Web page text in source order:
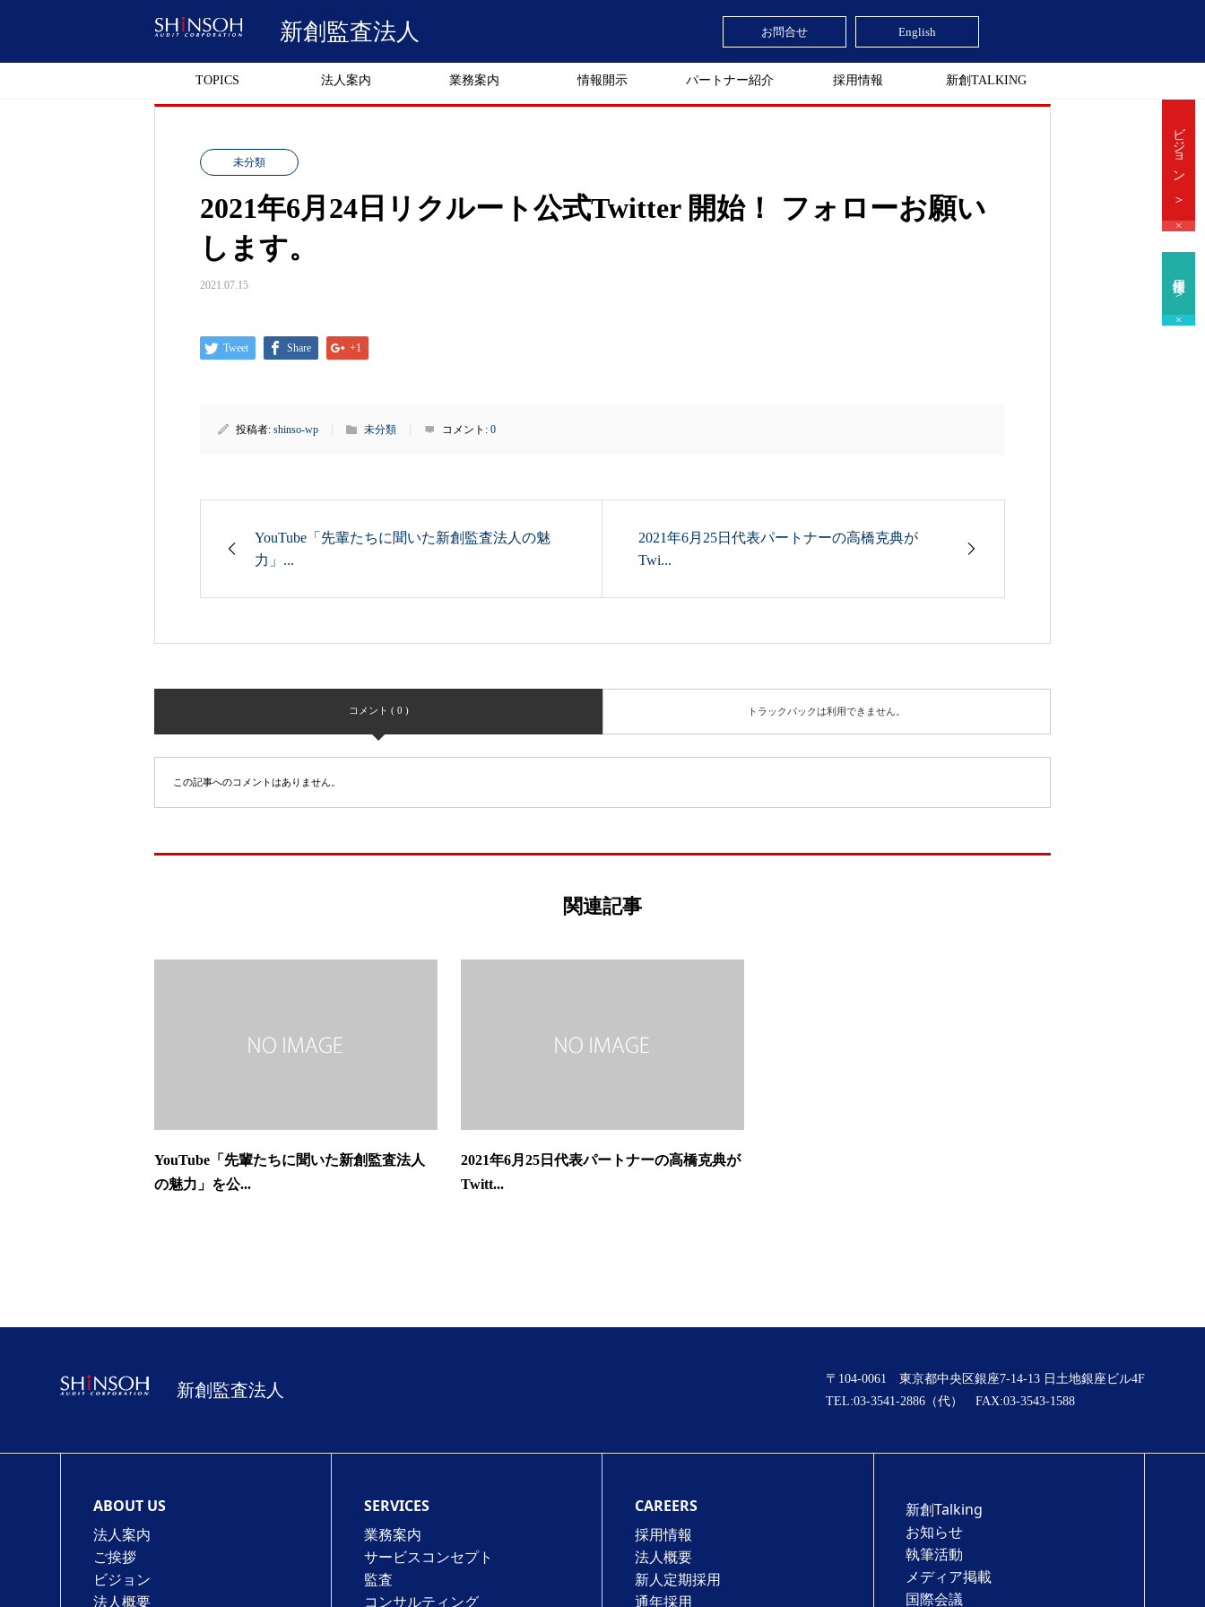
新創監査法人 English
お問合せ
TOPICS 法人案内 業務案内 情報開示 パートナー紹介 採用情報 新創TALKING
未分類
2021年6⽉24⽇リクルート公式Twitter 開始！ フォローお願い
します。
2021.07.15
Tweet Share +1
投稿者: shinso-wp 未分類 コメント: 0
YouTube「先輩たちに聞いた新創監査法人の魅
力」...
2021年6⽉25⽇代表パートナーの⾼橋克典が
Twi...
コメント ( 0 ) トラックバックは利用できません。
この記事へのコメントはありません。
関連記事
YouTube「先輩たちに聞いた新創監査法人
の魅力」を公...
2021年6⽉25⽇代表パートナーの⾼橋克典が
Twitt...
新創監査法人
〒104-0061 東京都中央区銀座7-14-13 日土地銀座ビル4F
TEL:03-3541-2886（代） FAX:03-3543-1588
ABOUT US
法人案内
ご挨拶
ビジョン
法人概要
SERVICES
業務案内
サービスコンセプト
監査
コンサルティング
CAREERS
採用情報
法⼈概要
新人定期採用
通年採⽤
新創Talking
お知らせ
執筆活動
メディア掲載
国際会議
ビジョン ＞
×
採用情報 ＞
×